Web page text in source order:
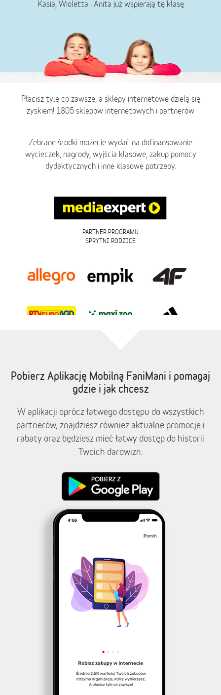
Kasia, Wioletta i Anita już wspierają tę klasę
Płacisz tyle co zawsze, a sklepy internetowe dzielą się
zyskiem! 1805 sklepów internetowych i partnerów
Zebrane środki możecie wydać na dofinansowanie
wycieczek, nagrody, wyjścia klasowe, zakup pomocy
dydaktycznych i inne klasowe potrzeby.
PARTNER PROGRAMU
SPRYTNI RODZICE
Pobierz Aplikację Mobilną FaniMani i pomagaj
gdzie i jak chcesz
W aplikacji oprócz łatwego dostępu do wszystkich
partnerów, znajdziesz również aktualne promocje i
rabaty oraz będziesz mieć łatwy dostęp do historii
Twoich darowizn.